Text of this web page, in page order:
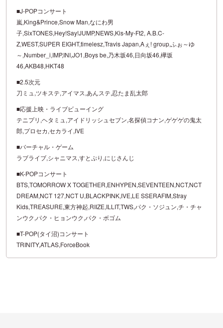
■J-POPコンサート
嵐,King&Prince,Snow Man,なにわ男
子,SixTONES,Hey!Say!JUMP,NEWS,Kis-My-Ft2, A.B.C-
Z,WEST,SUPER EIGHT,timelesz,Travis Japan,Aぇ! group,ふぉ～ゆ
～,Number_i,IMP,INI,JO1,Boys be,乃木坂46,日向坂46,欅坂
46,AKB48,HKT48
■2.5次元
刀ミュ,ツキステ,アイマス,あんステ,忍たま乱太郎
■応援上映・ライブビューイング
テニプリ,ヘタミュ,アイドリッシュセブン,名探偵コナン,ゲゲゲの鬼太
郎,プロセカ,セカライ,IVE
■バーチャル・ゲーム
ラブライブ,シャニマス,すとぷり,にじさんじ
■K-POPコンサート
BTS,TOMORROW X TOGETHER,ENHYPEN,SEVENTEEN,NCT,NCT
DREAM,NCT 127,NCT U,BLACKPINK,IVE,LE SSERAFIM,Stray
Kids,TREASURE,東方神起,RIIZE,ILLIT,TWS,パク・ソジュン,チ・チャ
ンウク,パク・ヒョンウク,パク・ボゴム
■T-POP(タイ沼)コンサート
TRINITY,ATLAS,ForceBook